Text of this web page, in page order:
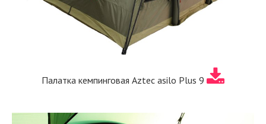
Палатка кемпинговая Aztec asilo Plus 9